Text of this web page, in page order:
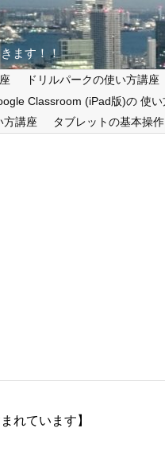
ます！！
ドリルパークの使い方講座
Classroom (iPad版)の 使い
方講座 タブレットの基本操作
れています】